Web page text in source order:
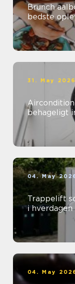
Brunch aalborg hvor
bedste
31. May 2026
Aircondition
behageligt
04. May
Trappelift
i hverdagen
04. May